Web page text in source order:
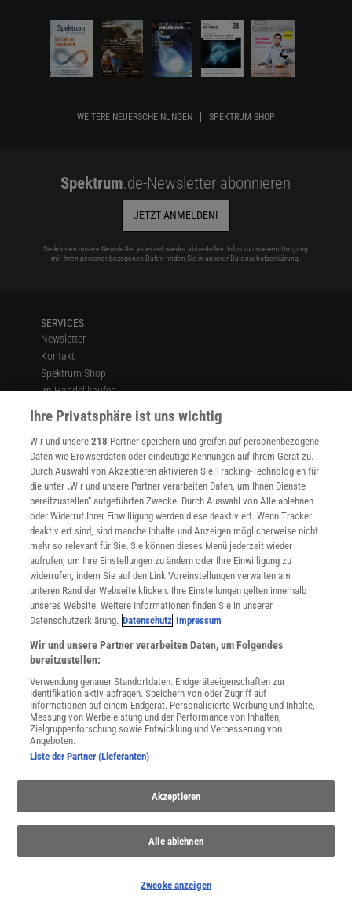
WEITERE NEUERSCHEINUNGEN SPEKTRUM SHOP
Spektrum.de-Newsletter abonnieren
JETZT ANMELDEN!
Sie können unsere Newsletter jederzeit wieder abbestellen. Infos zu unserem Umgang
mit Ihren personenbezogenen Daten finden Sie in unserer Datenschutzerklärung
SERVICES
Newsletter
Kontakt
Spektrum Shop
Im Handel kaufen
Presse
Verträge kündigen
Widerruf
INFO
Mediadaten
Datenschutz
Nutzungsbedingungen
Cookie-Einstellungen
Utiq verwalten
Nutzungsbasierte Onlinewerbung
Alle Artikel
Impressum
Angebote für Schulen
Angebote für Institutionen
Sprachen lernen mit Gymglish
Lexika
Für Spektrum schreiben
Zugänglichkeitserklärung
WEBSEITEN
KielSCN
Wissenschaft in die Schulen
SciLogs
Ihre Privatsphäre ist uns wichtig
Wir und unsere218-Partner speichern und greifen auf personenbezogene
Daten wie Browserdaten oder eindeutige Kennungen auf Ihrem Gerät zu.
Durch Auswahl von Akzeptieren aktivieren Sie Tracking-Technologien für
die unter „Wir und unsere Partner verarbeiten Daten, um Ihnen Dienste
bereitzustellen“ aufgeführten Zwecke. Durch Auswahl von Alle ablehnen
oder Widerruf Ihrer Einwilligung werden diese deaktiviert. Wenn Tracker
deaktiviert sind, sind manche Inhalte und Anzeigen möglicherweise nicht
mehr so relevant für Sie. Sie können dieses Menü jederzeit wieder
aufrufen, um Ihre Einstellungen zu ändern oder Ihre Einwilligung zu
widerrufen, indem Sie auf den Link Voreinstellungen verwalten am
unteren Rand der Webseite klicken. Ihre Einstellungen gelten innerhalb
unseres Website. Weitere Informationen finden Sie in unserer
Datenschutzerklärung. Datenschutz Impressum
Wir und unsere Partner verarbeiten Daten, um Folgendes
bereitzustellen:
Verwendung genauer Standortdaten. Endgeräteeigenschaften zur
Identifikation aktiv abfragen. Speichern von oder Zugriff auf
Informationen auf einem Endgerät. Personalisierte Werbung und Inhalte,
Messung von Werbeleistung und der Performance von Inhalten,
Zielgruppenforschung sowie Entwicklung und Verbesserung von
Angeboten.
Liste der Partner (Lieferanten)
Akzeptieren
Alle ablehnen
Zwecke anzeigen